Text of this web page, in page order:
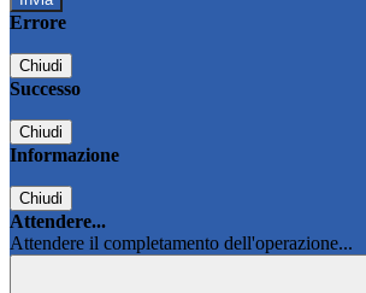
Errore
Chiudi
Successo
Chiudi
Informazione
Chiudi
Attendere...
Attendere il completamento dell'operazione...